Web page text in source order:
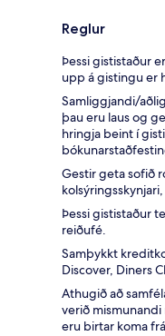
Reglur
Þessi gististaður
upp á gistingu er
Samliggjandi/
þau eru laus og
hringja beint í
Gestir geta sofið
Þessi gististaður
reiðufé.
Samþykkt
Discover, Diners
Athugið að
verið mismunandi
eru birtar koma